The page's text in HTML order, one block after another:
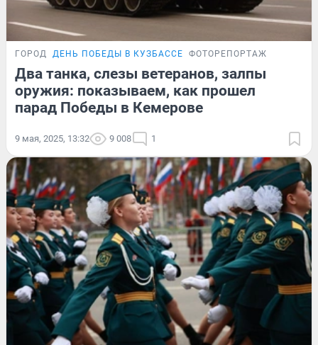
ГОРОД ДЕНЬ ПОБЕДЫ В КУЗБАССЕ ФОТОРЕПОРТАЖ
Два танка, слезы ветеранов, залпы
оружия: показываем, как прошел
парад Победы в Кемерове
9 мая, 2025, 13:32 9 008 1